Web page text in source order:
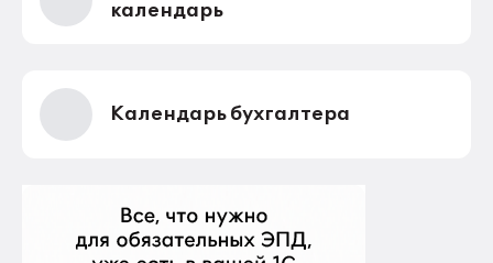
календарь
Календарь бухгалтера